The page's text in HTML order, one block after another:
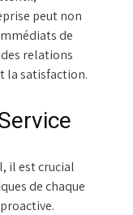
peut non
de
relations
la satisfaction.
il est crucial
de chaque